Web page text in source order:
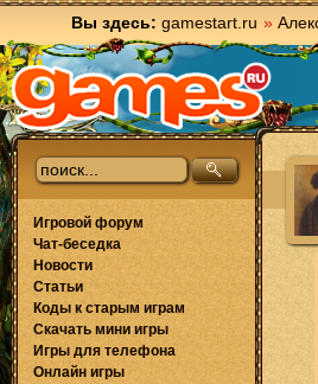
Вы здесь: gamestart.ru »
Игровой форум
Чат-беседка
Новости
Статьи
Коды к старым играм
Скачать мини игры
Игры для телефона
Онлайн игры